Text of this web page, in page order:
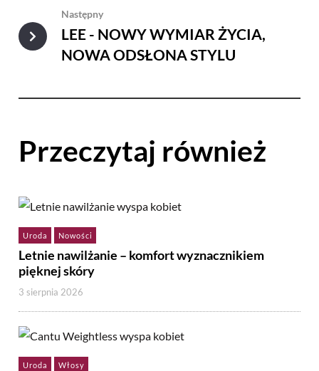
Następny
LEE - NOWY WYMIAR ŻYCIA,
NOWA ODSŁONA STYLU
Przeczytaj również
Uroda Nowości
Letnie nawilżanie – komfort wyznacznikiem
pięknej skóry
3 sierpnia 2026
Uroda Włosy